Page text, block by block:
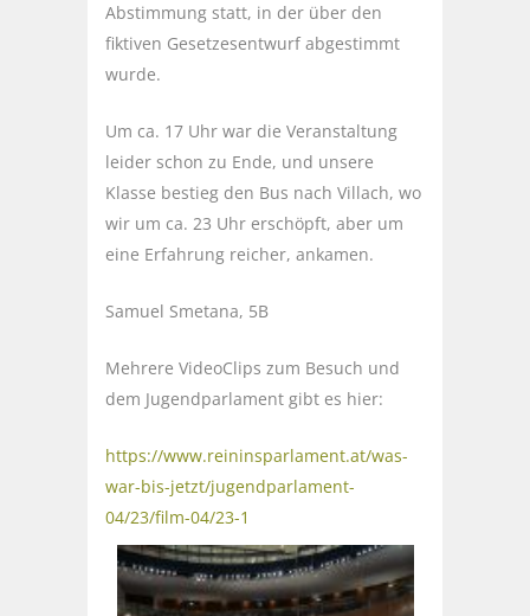
Abstimmung statt, in der über den
fiktiven Gesetzesentwurf abgestimmt
wurde.
Um ca. 17 Uhr war die Veranstaltung
leider schon zu Ende, und unsere
Klasse bestieg den Bus nach Villach, wo
wir um ca. 23 Uhr erschöpft, aber um
eine Erfahrung reicher, ankamen.
Samuel Smetana, 5B
Mehrere VideoClips zum Besuch und
dem Jugendparlament gibt es hier:
https://www.reininsparlament.at/was-
war-bis-jetzt/jugendparlament-
04/23/film-04/23-1